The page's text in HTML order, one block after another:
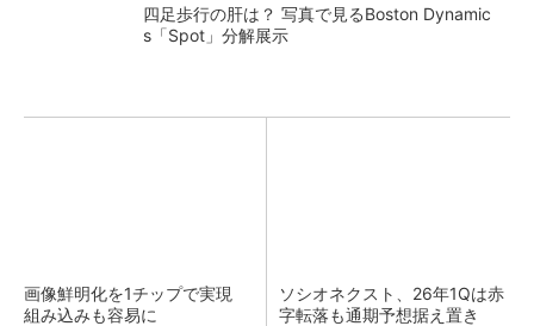
四足歩行の肝は？ 写真で見るBoston Dynamic
s「Spot」分解展示
画像鮮明化を1チップで実現
組み込みも容易に
ソシオネクスト、26年1Qは赤
字転落も通期予想据え置き